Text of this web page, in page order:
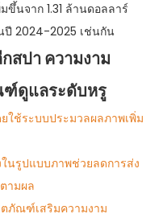
ขึ้นจาก 1.31 ล้านดอลลาร์
ปี 2024-2025 เช่นกัน
สปา ความงาม
ดูแลระดับหรู
ใช้ระบบประมวลผลภาพเพิ่ม
นรูปแบบภาพช่วยลดการส่ง
ามผล
ภัณฑ์เสริมความงาม